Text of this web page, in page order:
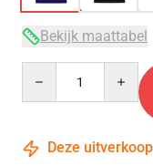
Bekijk maattabel
Deze